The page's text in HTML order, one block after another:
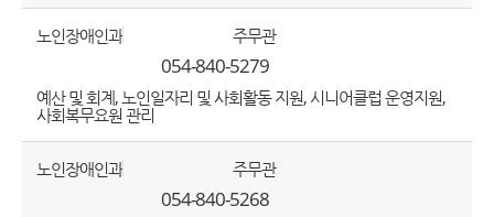
노인장애인과 주무관
054-840-5279
예산 및 회계, 노인일자리 및 사회활동 지원, 시니어클럽 운영지원,
사회복무요원 관리
노인장애인과 주무관
054-840-5268